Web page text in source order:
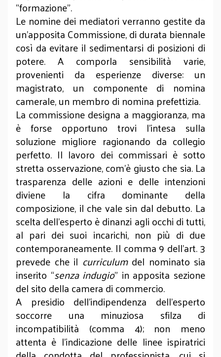
“formazione”.
Le nomine dei mediatori verranno gestite da
un’apposita Commissione, di durata biennale
così da evitare il sedimentarsi di posizioni di
potere. A comporla sensibilità varie,
provenienti da esperienze diverse: un
magistrato, un componente di nomina
camerale, un membro di nomina prefettizia.
La commissione designa a maggioranza, ma
è forse opportuno trovi l’intesa sulla
soluzione migliore ragionando da collegio
perfetto. Il lavoro dei commissari è sotto
stretta osservazione, com’è giusto che sia. La
trasparenza delle azioni e delle intenzioni
diviene la cifra dominante della
composizione, il che vale sin dal debutto. La
scelta dell’esperto è dinanzi agli occhi di tutti,
al pari dei suoi incarichi, non più di due
contemporaneamente. Il comma 9 dell’art. 3
prevede che il curriculumdel nominato sia
inserito “senza indugio” in apposita sezione
del sito della camera di commercio.
A presidio dell’indipendenza dell’esperto
soccorre una minuziosa sfilza di
incompatibilità (comma 4); non meno
attenta è l’indicazione delle linee ispiratrici